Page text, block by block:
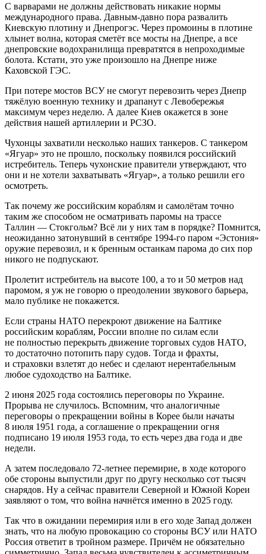
С варварами не должны действовать никакие нормы
международного права. Давным-давно пора развалить
Киевскую плотину и Днепрогэс. Через промоины в плотине
хлынет волна, которая сметёт все мосты на Днепре, а все
днепровские водохранилища превратятся в непроходимые
болота. Кстати, это уже произошло на Днепре ниже
Каховской ГЭС.
При потере мостов ВСУ не смогут перевозить через Днепр
тяжёлую военную технику и драпанут с Левобережья
максимум через неделю. А далее Киев окажется в зоне
действия нашей артиллерии и РСЗО.
Чухонцы захватили несколько наших танкеров. С танкером
«Ягуар» это не прошло, поскольку появился российский
истребитель. Теперь чухонские правители утверждают, что
они и не хотели захватывать «Ягуар», а только решили его
осмотреть.
Так почему же российским кораблям и самолётам точно
таким же способом не осматривать паромы на трассе
Таллин — Стокгольм? Всё ли у них там в порядке? Помнится,
неожиданно затонувший в сентябре 1994-го паром «Эстония»
оружие перевозил, и к бренным останкам парома до сих пор
никого не подпускают.
Пролетит истребитель на высоте 100, а то и 50 метров над
паромом, я уж не говорю о преодолении звукового барьера,
мало публике не покажется.
Если страны НАТО перекроют движение на Балтике
российским кораблям, России вполне по силам если
не полностью перекрыть движение торговых судов НАТО,
то достаточно потопить пару судов. Тогда и фрахты,
и страховки взлетят до небес и сделают нерентабельным
любое судоходство на Балтике.
2 июня 2025 года состоялись переговоры по Украине.
Прорыва не случилось. Вспомним, что аналогичные
переговоры о прекращении войны в Корее были начаты
8 июля 1951 года, а соглашение о прекращении огня
подписано 19 июля 1953 года, то есть через два года и две
недели.
А затем последовало 72-летнее перемирие, в ходе которого
обе стороны выпустили друг по другу несколько сот тысяч
снарядов. Ну а сейчас правители Северной и Южной Кореи
заявляют о том, что война начнётся именно в 2025 году.
Так что в ожидании перемирия или в его ходе Запад должен
знать, что на любую провокацию со стороны ВСУ или НАТО
Россия ответит в тройном размере. Причём не обязательно